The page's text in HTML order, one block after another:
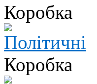
Коробка
Коробка